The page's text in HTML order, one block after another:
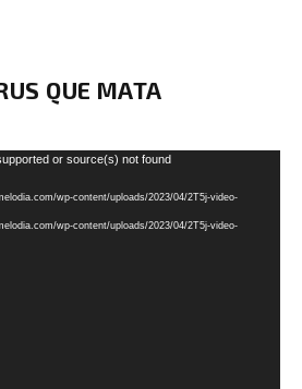
QUE MATA
or source(s) not found
wp-content/uploads/2023/04/2T5j-video-
wp-content/uploads/2023/04/2T5j-video-